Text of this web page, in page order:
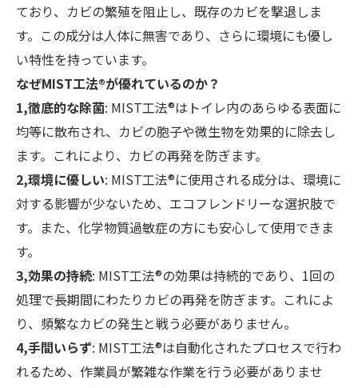
ており、カビの繁殖を阻止し、既存のカビを撃退しま
す。この成分は人体に無害であり、さらに環境にも優し
い特性を持っています。
なぜMIST工法®が優れているのか？
1,徹底的な除菌: MIST工法®はトイレ内のあらゆる表面に
均等に散布され、カビの胞子や微生物を効果的に除去し
ます。これにより、カビの再発を防ぎます。
2,環境に優しい: MIST工法®に使用される成分は、環境に
対する影響が少ないため、エコフレンドリーな選択肢で
す。また、化学物質過敏症の方にも安心して使用できま
す。
3,効果の持続: MIST工法®の効果は持続的であり、1回の
処理で長期間にわたりカビの再発を防ぎます。これによ
り、頻繁なカビの発生と戦う必要がありません。
4,手間いらず: MIST工法®は自動化されたプロセスで行わ
れるため、作業員が繁雑な作業を行う必要がありませ